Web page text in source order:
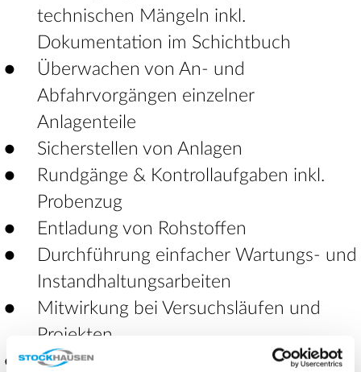
technischen Mängeln inkl.
Dokumentation im Schichtbuch
Überwachen von An- und
Abfahrvorgängen einzelner
Anlagenteile
Sicherstellen von Anlagen
Rundgänge & Kontrollaufgaben inkl.
Probenzug
Entladung von Rohstoffen
Durchführung einfacher Wartungs- und
Instandhaltungsarbeiten
Mitwirkung bei Versuchsläufen und
Projekten
Mitglied der Werkfeuerwehr